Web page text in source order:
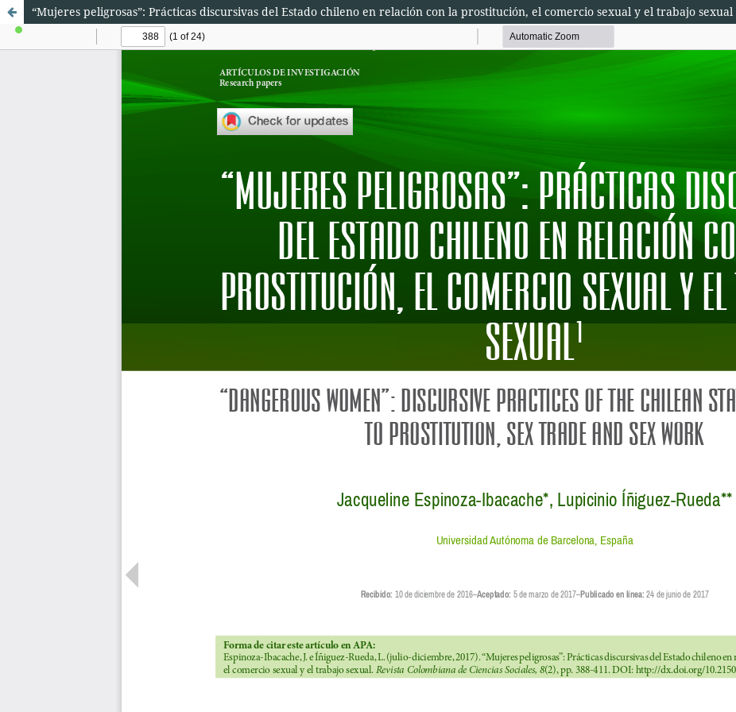
“Mujeres peligrosas”: Prácticas discursivas del Estado chileno en relación con la prostitución, el comercio sexual y el trabajo sexual